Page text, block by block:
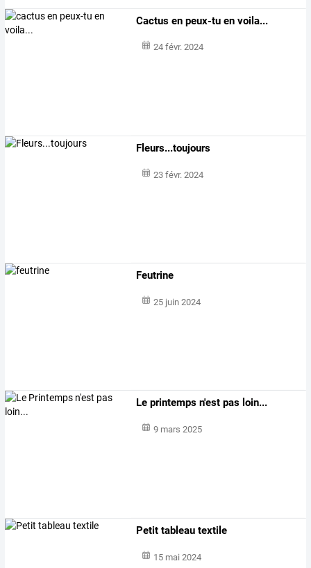
Cactus en peux-tu en voila...
24 févr. 2024
Fleurs...toujours
23 févr. 2024
Feutrine
25 juin 2024
Le printemps n'est pas loin...
9 mars 2025
Petit tableau textile
15 mai 2024